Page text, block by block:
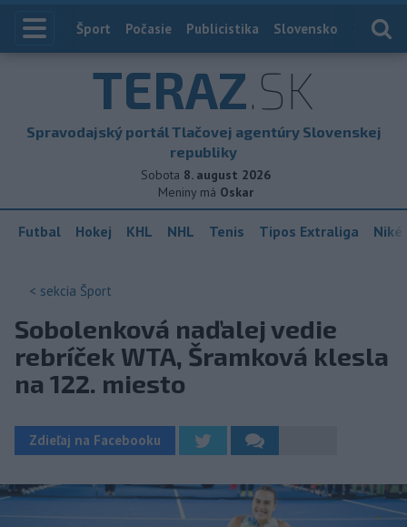
Index
Šport Počasie Publicistika Slovensko
TERAZ.SK
Spravodajský portál Tlačovej agentúry Slovenskej
republiky
Sobota 8. august 2026
Meniny má Oskar
Futbal Hokej KHL NHL Tenis Tipos Extraliga
< sekcia Šport
Sobolenková naďalej vedie
rebríček WTA, Šramková klesla
na 122. miesto
Zdieľaj na Facebooku